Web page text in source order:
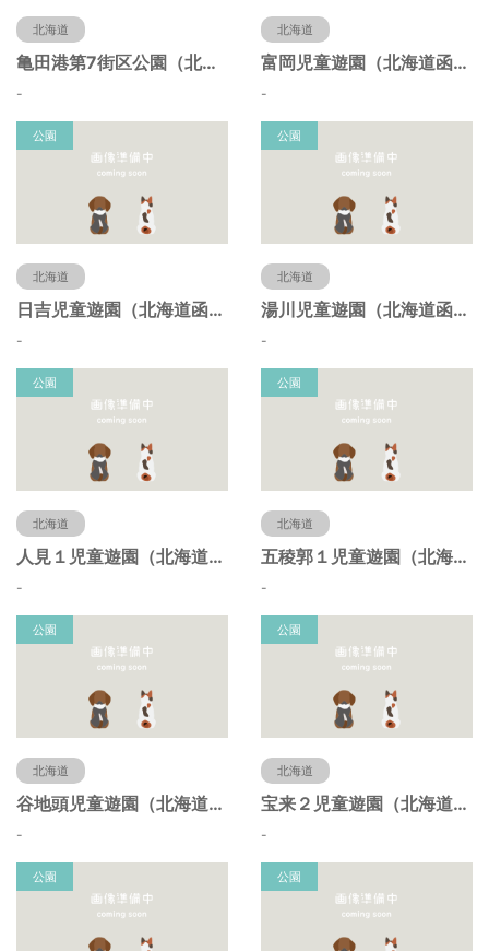
北海道
亀田港第7街区公園（北海道函館市）
-
北海道
富岡児童遊園（北海道函館市）
-
公園
北海道
日吉児童遊園（北海道函館市）
-
公園
北海道
湯川児童遊園（北海道函館市）
-
公園
北海道
人見１児童遊園（北海道函館市）
-
公園
北海道
五稜郭１児童遊園（北海道函館市）
-
公園
北海道
谷地頭児童遊園（北海道函館市）
-
公園
北海道
宝来２児童遊園（北海道函館市）
-
公園 公園